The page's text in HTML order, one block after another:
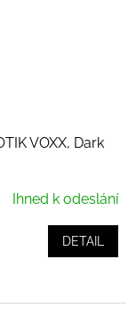
VOXX, Dark
Ihned k odeslání
DETAIL